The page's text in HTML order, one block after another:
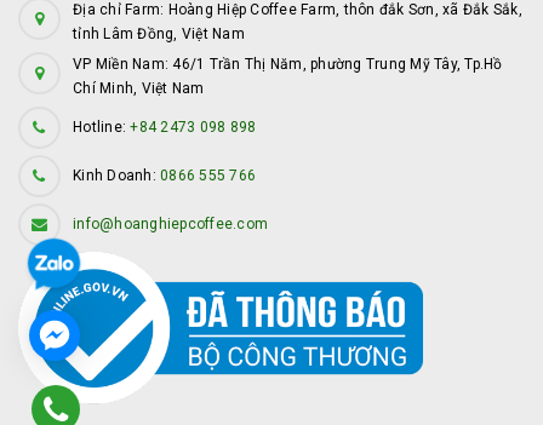
Địa chỉ Farm: Hoàng Hiệp Coffee Farm, thôn đắk Sơn, xã Đắk Sắk,
tỉnh Lâm Đồng, Việt Nam
VP Miền Nam: 46/1 Trần Thị Năm, phường Trung Mỹ Tây, Tp.Hồ
Chí Minh, Việt Nam
Hotline:+84 2473 098 898
Kinh Doanh: 0866 555 766
info@hoanghiepcoffee.com